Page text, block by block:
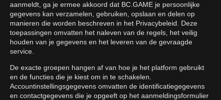
aanmeldt, ga je ermee akkoord dat BC.GAME je persoonlijke
gegevens kan verzamelen, gebruiken, opslaan en delen op
manieren die worden beschreven in het Privacybeleid. Deze
toepassingen omvatten het naleven van de regels, het veilig
houden van je gegevens en het leveren van de gevraagde
service.
De exacte groepen hangen af van hoe je het platform gebruikt
en de functies die je kiest om in te schakelen.
Accountinstellingsgegevens omvatten de identificatiegegevens
en contactgegevens die je opgeeft op het aanmeldingsformulier